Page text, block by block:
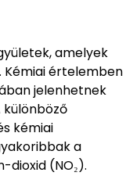
amelyek
Kémiai értelemben
jelenhetnek
különböző
kémiai
a
(NO₂).